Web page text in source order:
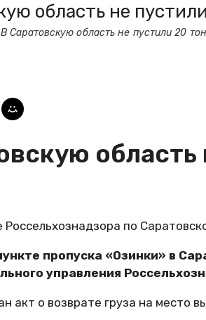
область не
В Саратовскую область не пустили 20
область
по
пропуска «Озинки» в
управления
акт о возврате груза на место